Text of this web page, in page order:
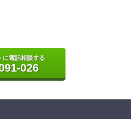
に電話相談する
026